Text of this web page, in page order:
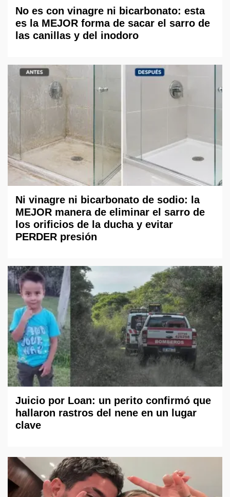
No es con vinagre ni bicarbonato: esta
es la MEJOR forma de sacar el sarro de
las canillas y del inodoro
Ni vinagre ni bicarbonato de sodio: la
MEJOR manera de eliminar el sarro de
los orificios de la ducha y evitar
PERDER presión
Juicio por Loan: un perito confirmó que
hallaron rastros del nene en un lugar
clave